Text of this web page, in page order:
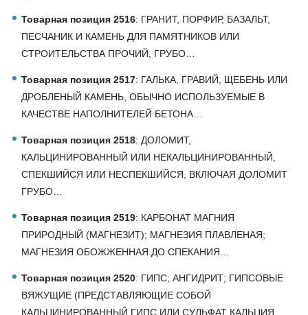
Товарная позиция 2516: ГРАНИТ, ПОРФИР, БАЗАЛЬТ,
ПЕСЧАНИК И КАМЕНЬ ДЛЯ ПАМЯТНИКОВ ИЛИ
СТРОИТЕЛЬСТВА ПРОЧИЙ, ГРУБО…
Товарная позиция 2517: ГАЛЬКА, ГРАВИЙ, ЩЕБЕНЬ ИЛИ
ДРОБЛЕНЫЙ КАМЕНЬ, ОБЫЧНО ИСПОЛЬЗУЕМЫЕ В
КАЧЕСТВЕ НАПОЛНИТЕЛЕЙ БЕТОНА…
Товарная позиция 2518: ДОЛОМИТ,
КАЛЬЦИНИРОВАННЫЙ ИЛИ НЕКАЛЬЦИНИРОВАННЫЙ,
СПЕКШИЙСЯ ИЛИ НЕСПЕКШИЙСЯ, ВКЛЮЧАЯ ДОЛОМИТ
ГРУБО…
Товарная позиция 2519: КАРБОНАТ МАГНИЯ
ПРИРОДНЫЙ (МАГНЕЗИТ); МАГНЕЗИЯ ПЛАВЛЕНАЯ;
МАГНЕЗИЯ ОБОЖЖЕННАЯ ДО СПЕКАНИЯ…
Товарная позиция 2520: ГИПС; АНГИДРИТ; ГИПСОВЫЕ
ВЯЖУЩИЕ (ПРЕДСТАВЛЯЮЩИЕ СОБОЙ
КАЛЬЦИНИРОВАННЫЙ ГИПС ИЛИ СУЛЬФАТ КАЛЬЦИЯ…